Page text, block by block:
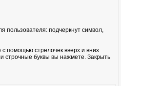
пользователя: подчеркнут символ,
помощью стрелочек вверх и вниз
строчные буквы вы нажмете. Закрыть